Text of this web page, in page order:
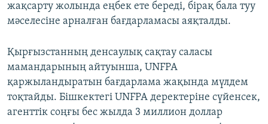
жақсарту жолында еңбек ете береді, бірақ бала туу
мәселесіне арналған бағдарламасы аяқталды.
Қырғызстанның денсаулық сақтау саласы
мамандарының айтуынша, UNFPA
қаржыландыратын бағдарлама жақында мүлдем
тоқтайды. Бішкектегі UNFPA деректеріне сүйенсек,
агенттік соңғы бес жылда 3 миллион доллар